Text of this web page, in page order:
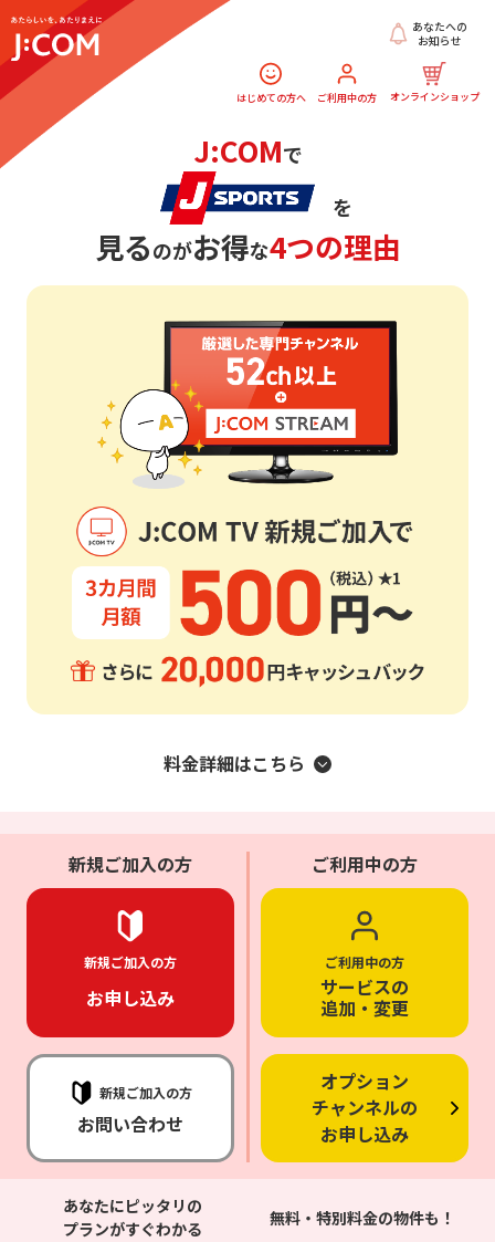
はじめての方へ ご利用中の方 オンラインショップ
あなたへの
お知らせ
J:COMで
を
見るのがお得な4つの理由
料金詳細はこちら
新規ご加入の方
新規ご加入の方
お申し込み
新規ご加入の方
お問い合わせ
ご利用中の方
ご利用中の方
サービスの
追加・変更
オプション
チャンネルの
お申し込み
あなたにピッタリの
プランがすぐわかる
無料・特別料金の物件も！